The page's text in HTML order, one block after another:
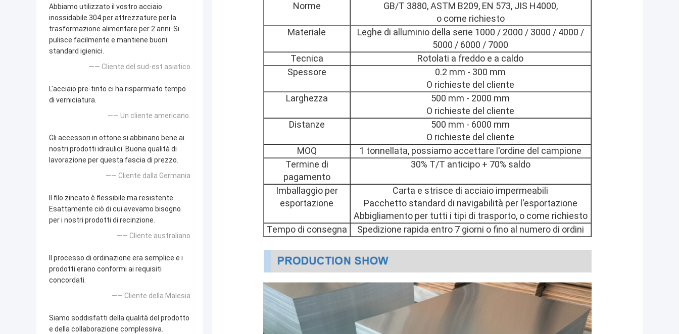
Abbiamo utilizzato il vostro acciaio
inossidabile 304 per attrezzature per la
trasformazione alimentare per 2 anni. Si
pulisce facilmente e mantiene buoni
standard igienici.
—— Cliente del sud-est asiatico
L'acciaio pre-tinto ci ha risparmiato tempo
di verniciatura.
—— Un cliente americano.
Gli accessori in ottone si abbinano bene ai
nostri prodotti idraulici. Buona qualità di
lavorazione per questa fascia di prezzo.
—— Cliente dalla Germania
Il filo zincato è flessibile ma resistente.
Esattamente ciò di cui avevamo bisogno
per i nostri prodotti di recinzione.
—— Cliente australiano
Il processo di ordinazione era semplice e i
prodotti erano conformi ai requisiti
concordati.
—— Cliente della Malesia
Siamo soddisfatti della qualità del prodotto
e della collaborazione complessiva.
Norme
GB/T 3880, ASTM B209, EN 573, JIS H4000,
o come richiesto
Materiale
Leghe di alluminio della serie 1000 / 2000 / 3000 / 4000 /
5000 / 6000 / 7000
Tecnica
Rotolati a freddo e a caldo
Spessore
0.2 mm - 300 mm
O richieste del cliente
Larghezza
500 mm - 2000 mm
O richieste del cliente
Distanze
500 mm - 6000 mm
O richieste del cliente
MOQ
1 tonnellata, possiamo accettare l'ordine del campione
Termine di
pagamento
30% T/T anticipo + 70% saldo
Imballaggio per
esportazione
Carta e strisce di acciaio impermeabili
Pacchetto standard di navigabilità per l'esportazione
Abbigliamento per tutti i tipi di trasporto, o come richiesto
Tempo di consegna
Spedizione rapida entro 7 giorni o fino al numero di ordini